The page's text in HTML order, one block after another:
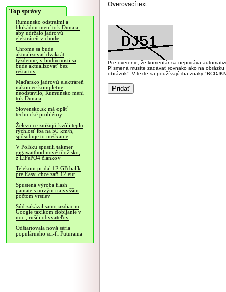
Top správy
Rumunsko odstrelmi a
blokádou mení tok Dunaja,
aby udržalo jadrovú
elektráreň v chode
Chrome sa bude
aktualizovať dvakrát
týždenne, v budúcnosti sa
bude aktualizovať bez
reštartov
Maďarsko jadrovú elektráreň
nakoniec kompletne
neodstavilo, Rumunsko mení
tok Dunaja
Slovensko.sk má opäť
technické problémy
Železnice znižujú kvôli teplu
rýchlosť iba na 50 km/h,
spôsobuje to meškanie
V Poľsku spustili takmer
gigawatthodinové úložisko,
z LiFePO4 článkov
Telekom pridal 12 GB balík
pre Easy, chce zaň 12 eur
Spustená výroba flash
pamäte s novým najvyšším
počtom vrstiev
Súd zakázal samojazdiacim
Google taxíkom dobíjanie v
noci, rušili obyvateľov
Odštartovala nová séria
populárneho sci-fi Futurama
Overovací text:
Pre overenie, že komentár sa nepridáva
Písmená musíte zadávať rovnako ako na
obrázok". V texte sa používajú iba znaky